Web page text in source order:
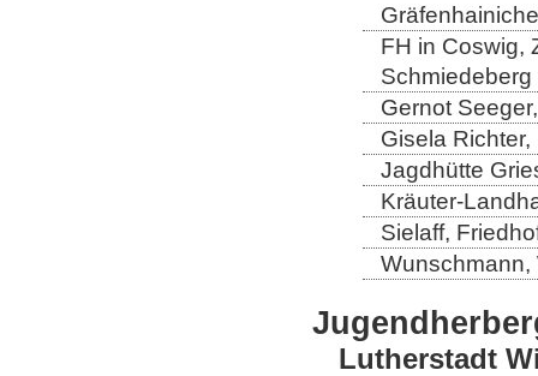
FH in Coswig,
Schmiedeberg
Gernot
Gisela
Jagdhütte
Kräuter-
Sielaff,
Wunschmann,
Lutherstadt